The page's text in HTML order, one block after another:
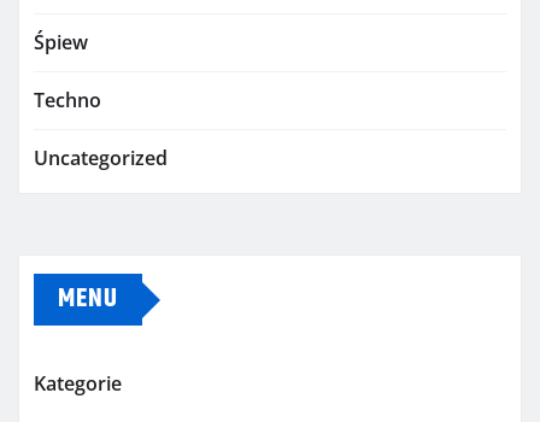
Śpiew
Techno
Uncategorized
MENU
Kategorie